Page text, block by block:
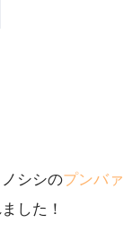
シシのプンバァ
した！